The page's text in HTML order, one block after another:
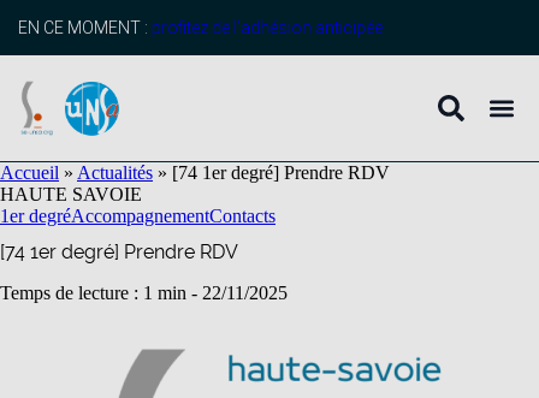
principal
EN CE MOMENT : profitez de l’adhésion anticipée
Accueil » Actualités » [74 1er degré] Prendre RDV
HAUTE SAVOIE
1er degréAccompagnementContacts
[74 1er degré] Prendre RDV
Temps de lecture : 1 min - 22/11/2025